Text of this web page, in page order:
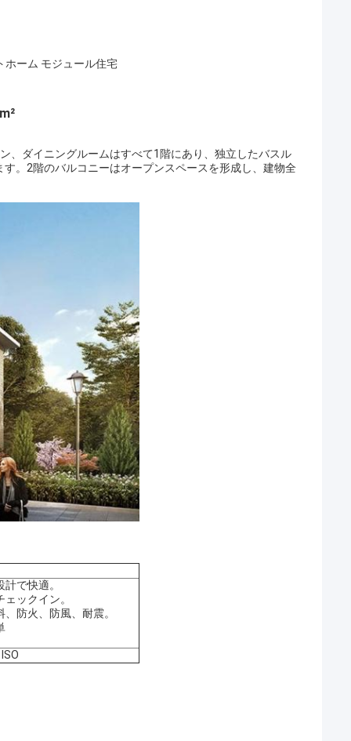
ホーム モジュール住宅
、ダイニングルームはすべて1階にあり、独立したバスル
。2階のバルコニーはオープンスペースを形成し、建物全
で快適。
ックイン。
防火、防風、耐震。